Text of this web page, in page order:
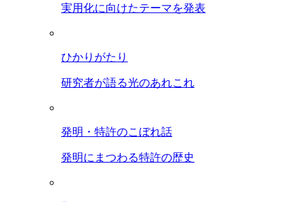
実用化に向けたテーマを発表
ひかりがたり
研究者が語る光のあれこれ
発明・特許のこぼれ話
発明にまつわる特許の歴史